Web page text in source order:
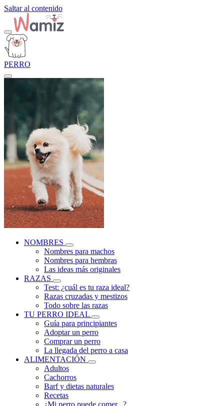
Saltar al contenido
PERRO
NOMBRES
Nombres para machos
Nombres para hembras
Las ideas más originales
RAZAS
Test: ¿cuál es tu raza ideal?
Razas cruzadas y mestizos
Todo sobre las razas
TU PERRO IDEAL
Guía para principiantes
Adoptar un perro
Comprar un perro
La llegada del perro a casa
ALIMENTACIÓN
Adultos
Cachorros
Barf y dietas naturales
Recetas
¿Mi perro puede comer...?